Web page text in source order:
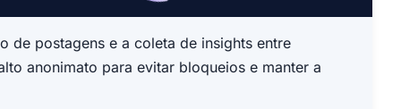
de postagens e a coleta de insights entre
anonimato para evitar bloqueios e manter a